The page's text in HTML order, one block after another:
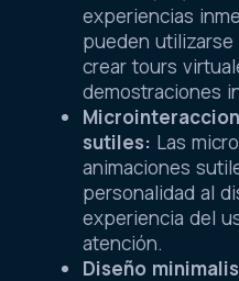
experiencias
pueden
crear tours
demostraciones
sutiles: Las
animaciones
personalidad al
experiencia del
atención.
Diseño